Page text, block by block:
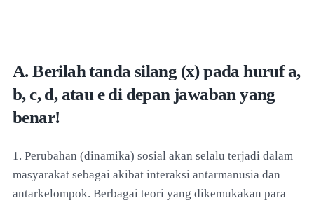
A. Berilah tanda silang (x) pada huruf a,
b, c, d, atau e di depan jawaban yang
benar!
1. Perubahan (dinamika) sosial akan selalu terjadi dalam
masyarakat sebagai akibat interaksi antarmanusia dan
antarkelompok. Berbagai teori yang dikemukakan para